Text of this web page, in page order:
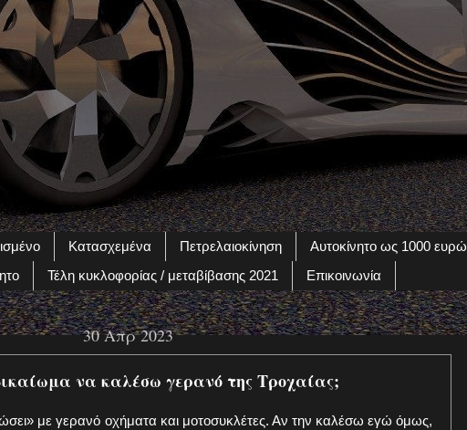
Κατασχεμένα Πετρελαιοκίνηση
Αυτοκίνητο ως 1000 ευρώ
Τέλη κυκλοφορίας / μεταβίβασης 2021 Επικοινωνία
30 Απρ 2023
να καλέσω γερανό της Τροχαίας;
με γερανό οχήματα και μοτοσυκλέτες. Αν την καλέσω εγώ όμως,